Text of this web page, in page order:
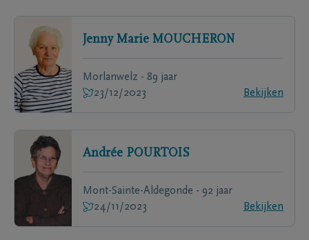
Jenny Marie MOUCHERON
Morlanwelz - 89 jaar
23/12/2023
Bekijken
Andrée POURTOIS
Mont-Sainte-Aldegonde - 92 jaar
24/11/2023
Bekijken